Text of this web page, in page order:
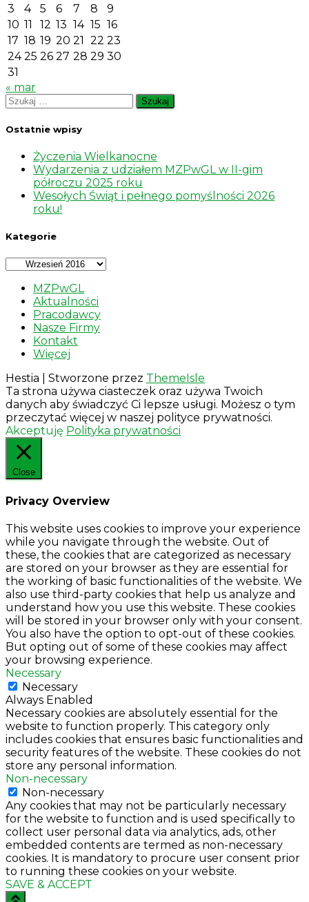
3
4 5 6 7 8
9
10 11 12 13 14 15 16
17 18 19 20 21 22 23
24 25 26 27 28 29 30
31
« mar
Szukaj:
Ostatnie wpisy
Życzenia Wielkanocne
Wydarzenia z udziałem MZPwGL w II-gim
półroczu 2025 roku
Wesołych Świąt i pełnego pomyślności 2026
roku!
Kategorie
Kategorie
MZPwGL
Aktualności
Pracodawcy
Nasze Firmy
Kontakt
Więcej
Hestia | Stworzone przez ThemeIsle
Ta strona używa ciasteczek oraz używa Twoich
danych aby świadczyć Ci lepsze usługi. Możesz o tym
przeczytać więcej w naszej polityce prywatności.
Akceptuję Polityka prywatności
Close
Privacy Overview
This website uses cookies to improve your experience
while you navigate through the website. Out of
these, the cookies that are categorized as necessary
are stored on your browser as they are essential for
the working of basic functionalities of the website. We
also use third-party cookies that help us analyze and
understand how you use this website. These cookies
will be stored in your browser only with your consent.
You also have the option to opt-out of these cookies.
But opting out of some of these cookies may affect
your browsing experience.
Necessary
Necessary
Always Enabled
Necessary cookies are absolutely essential for the
website to function properly. This category only
includes cookies that ensures basic functionalities and
security features of the website. These cookies do not
store any personal information.
Non-necessary
Non-necessary
Any cookies that may not be particularly necessary
for the website to function and is used specifically to
collect user personal data via analytics, ads, other
embedded contents are termed as non-necessary
cookies. It is mandatory to procure user consent prior
to running these cookies on your website.
SAVE & ACCEPT